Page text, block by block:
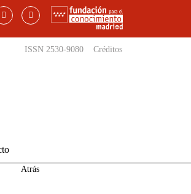
ISSN 2530-9080 Créditos
Atrás